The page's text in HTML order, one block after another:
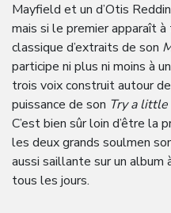
Mayfield et un d’Otis
mais si le premier apparaît
classique d’extraits de son
participe ni plus ni moins à
trois voix construit autour
puissance de son Try a
C’est bien sûr loin d’être la
les deux grands soulmen
aussi saillante sur un album
tous les jours.